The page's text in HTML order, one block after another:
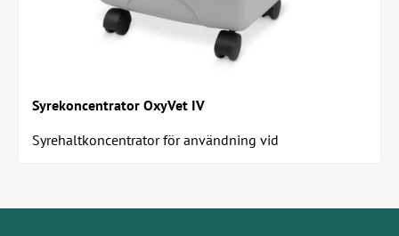
Syrekoncentrator OxyVet IV
Syrehaltkoncentrator för användning vid